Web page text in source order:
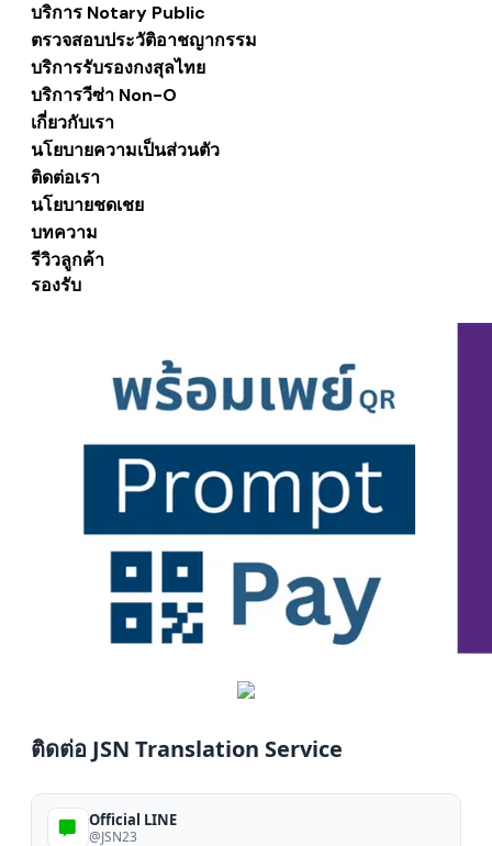
บริการ Notary Public
ตรวจสอบประวัติอาชญากรรม
บริการรับรองกงสุลไทย
บริการวีซ่า Non-O
เกี่ยวกับเรา
นโยบายความเป็นส่วนตัว
ติดต่อเรา
นโยบายชดเชย
บทความ
รีวิวลูกค้า
รองรับ
ติดต่อ JSN Translation Service
Official LINE
@JSN23